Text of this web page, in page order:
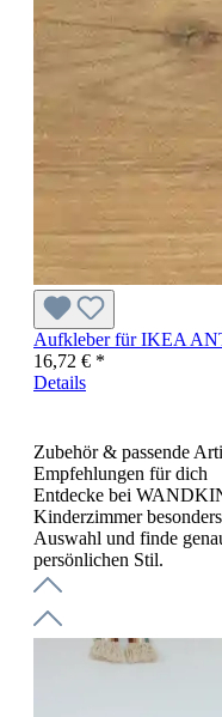
Aufkleber für IKEA
16,72 € *
Details
Zubehör & passende
Empfehlungen für dich
Entdecke bei
Kinderzimmer
Auswahl und finde
persönlichen Stil.